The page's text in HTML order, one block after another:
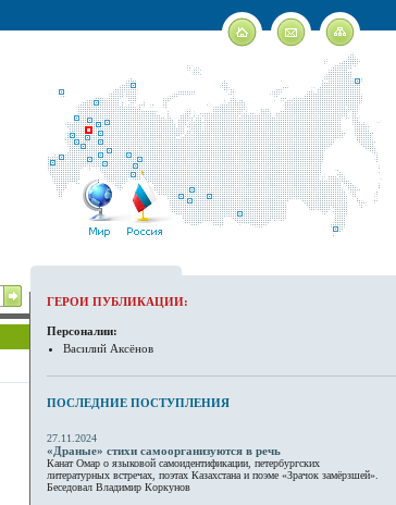
ГЕРОИ ПУБЛИКАЦИИ:
Персоналии:
Василий Аксёнов
ПОСЛЕДНИЕ ПОСТУПЛЕНИЯ
27.11.2024
«Драные» стихи самоорганизуются в речь
Канат Омар о языковой самоидентификации, петербургских
литературных встречах, поэтах Казахстана и поэме «Зрачок замёрзшей».
Беседовал Владимир Коркунов